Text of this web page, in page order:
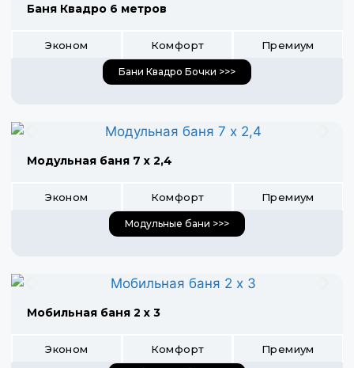
Баня Квадро 6 метров
Эконом Комфорт Премиум
Бани Квадро Бочки >>>
Модульная баня 7 х 2,4
Эконом Комфорт Премиум
Модульные бани >>>
Мобильная баня 2 х 3
Эконом Комфорт Премиум